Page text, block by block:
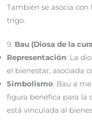
También se asocia
trigo.
9. Bau (Diosa de la
Representación: La
el bienestar, asociada
Simbolismo: Bau a
figura benéfica para la
está vinculada al